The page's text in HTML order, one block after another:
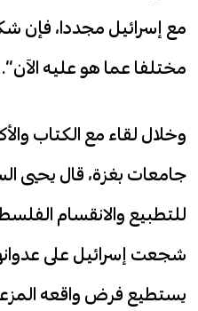
مع إسرائيل مجددا، فإن
مختلفا عما هو عليه الآن”.
وخلال لقاء مع الكتاب
جامعات بغزة، قال يحيى
للتطبيع والانقسام
شجعت إسرائيل على
يستطيع فرض واقعه